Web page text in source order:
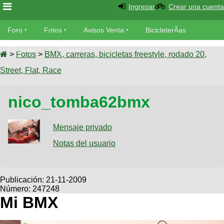
Foro
Foro
TÃ©cnica
Fotos
tu foto
Galeria
XC
Viajes
Descenso
SUBÃ
tu
Buscar
Ultimos
Fotos
BicicleterÃ­
as
Bicicletas
Tandem
Videos
Cicloturismo
Ingresar Crear una cuenta
Foro Fotos Avisos Venta BicicleterÃ­as
Bicicletas Videos
> Fotos > BMX, carreras, bicicletas freestyle, rodado 20,
Street, Flat, Race
nico_tomba62bmx
Mensaje privado
Notas del usuario
Publicación: 21-11-2009
Número: 247248
Mi BMX